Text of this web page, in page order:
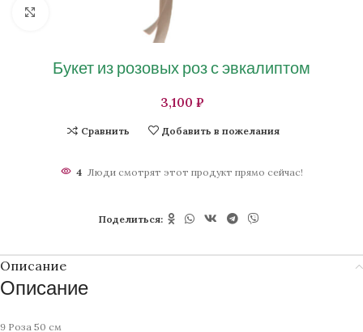
Нажмите, чтобы увеличить изображение
Букет из розовых роз с эвкалиптом
₽
Сравнить Добавить в пожелания
4 Люди смотрят этот продукт прямо сейчас!
Поделиться:
Описание
Описание
9 Роза 50 см